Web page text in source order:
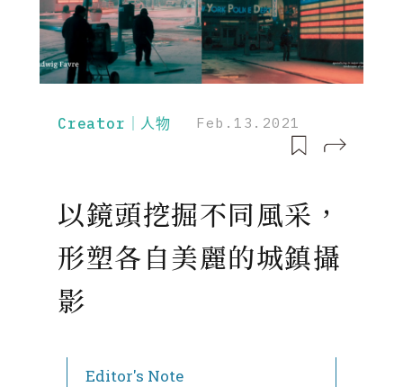
Creator｜人物 Feb.13.2021
以鏡頭挖掘不同風采，
形塑各自美麗的城鎮攝
影
Editor's Note